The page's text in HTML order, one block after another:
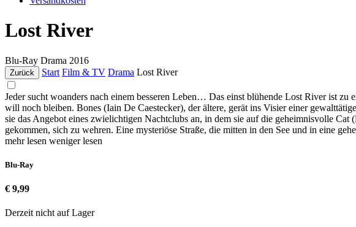
Lost River
Blu-Ray Drama 2016
Zurück Start Film & TV Drama Lost River
Jeder sucht woanders nach einem besseren Leben… Das einst blühende Lost River ist
will noch bleiben. Bones (Iain De Caestecker), der ältere, gerät ins Visier einer
sie das Angebot eines zwielichtigen Nachtclubs an, in dem sie auf die geheimnisvolle
gekommen, sich zu wehren. Eine mysteriöse Straße, die mitten in den See und in eine
mehr lesen weniger lesen
Blu-Ray
€ 9,99
Derzeit nicht auf Lager